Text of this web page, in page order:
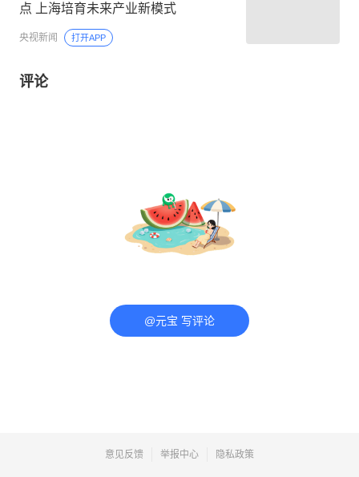
点 上海培育未来产业新模式
央视新闻 打开APP
评论
@元宝 写评论
意见反馈 举报中心 隐私政策